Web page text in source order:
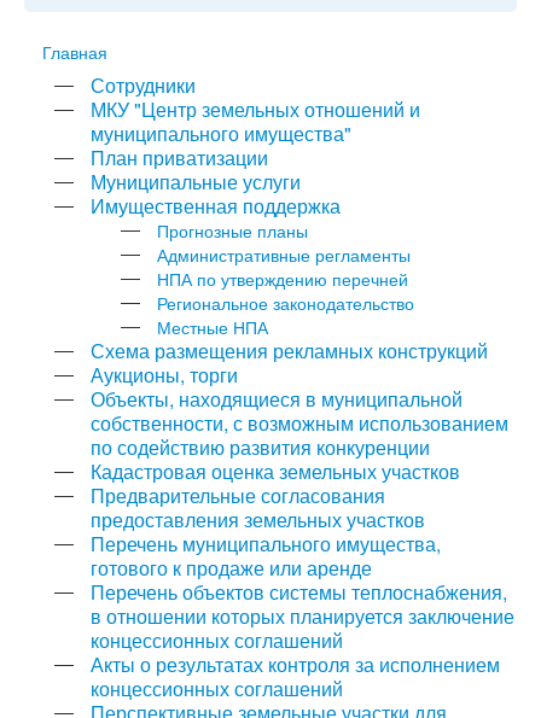
Главная
Сотрудники
МКУ "Центр земельных отношений и
муниципального имущества"
План приватизации
Муниципальные услуги
Имущественная поддержка
Прогнозные планы
Административные регламенты
НПА по утверждению перечней
Региональное законодательство
Местные НПА
Схема размещения рекламных конструкций
Аукционы, торги
Объекты, находящиеся в муниципальной
собственности, с возможным использованием
по содействию развития конкуренции
Кадастровая оценка земельных участков
Предварительные согласования
предоставления земельных участков
Перечень муниципального имущества,
готового к продаже или аренде
Перечень объектов системы теплоснабжения,
в отношении которых планируется заключение
концессионных соглашений
Акты о результатах контроля за исполнением
концессионных соглашений
Перспективные земельные участки для